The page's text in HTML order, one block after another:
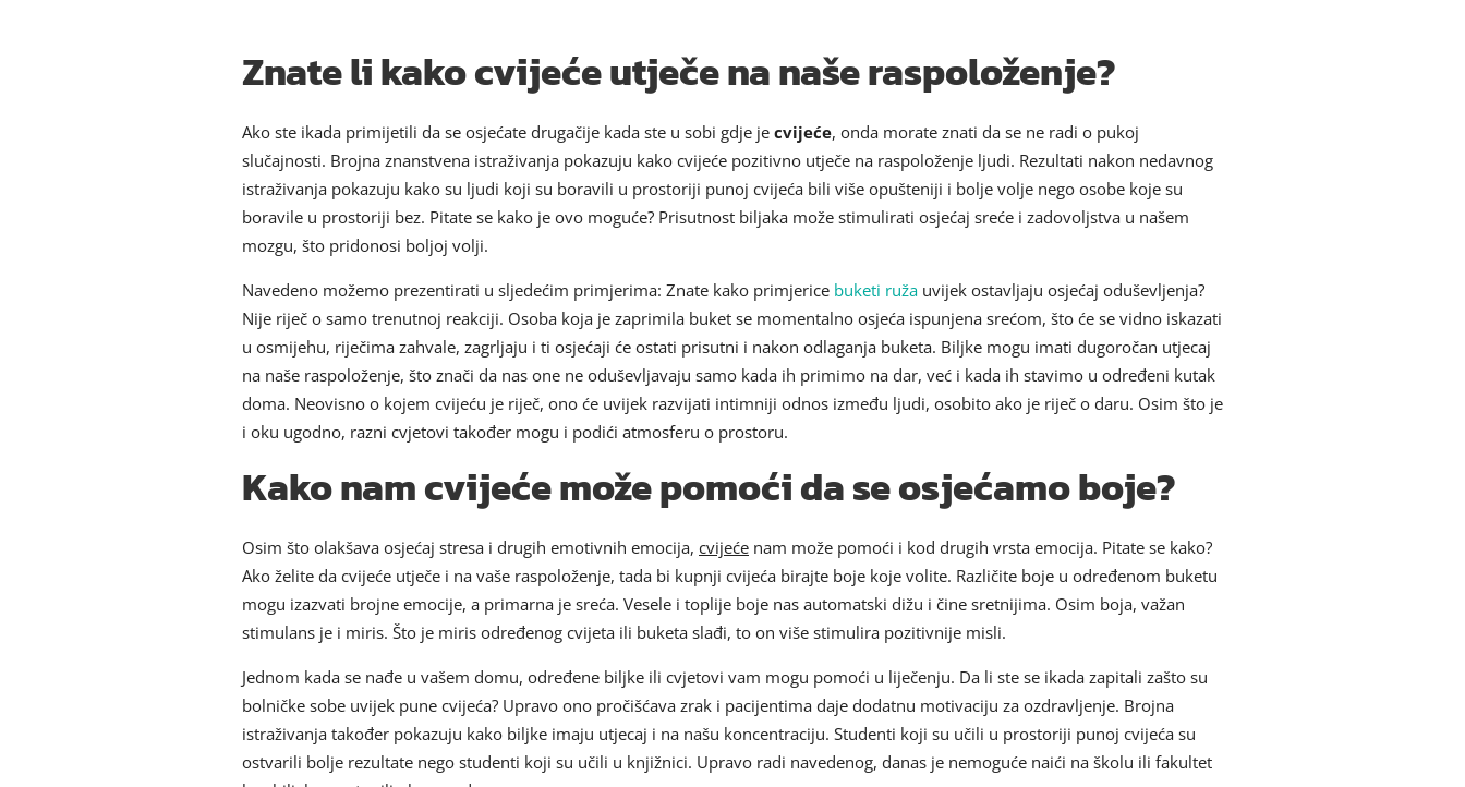
Znate li kako cvijeće utječe na naše raspoloženje?
Ako ste ikada primijetili da se osjećate drugačije kada ste u sobi gdje je cvijeće, onda morate znati da se ne radi o pukoj
slučajnosti. Brojna znanstvena istraživanja pokazuju kako cvijeće pozitivno utječe na raspoloženje ljudi. Rezultati nakon nedavnog
istraživanja pokazuju kako su ljudi koji su boravili u prostoriji punoj cvijeća bili više opušteniji i bolje volje nego osobe koje su
boravile u prostoriji bez. Pitate se kako je ovo moguće? Prisutnost biljaka može stimulirati osjećaj sreće i zadovoljstva u našem
mozgu, što pridonosi boljoj volji.
Navedeno možemo prezentirati u sljedećim primjerima: Znate kako primjerice buketi ruža uvijek ostavljaju osjećaj oduševljenja?
Nije riječ o samo trenutnoj reakciji. Osoba koja je zaprimila buket se momentalno osjeća ispunjena srećom, što će se vidno iskazati
u osmijehu, riječima zahvale, zagrljaju i ti osjećaji će ostati prisutni i nakon odlaganja buketa. Biljke mogu imati dugoročan utjecaj
na naše raspoloženje, što znači da nas one ne oduševljavaju samo kada ih primimo na dar, već i kada ih stavimo u određeni kutak
doma. Neovisno o kojem cvijeću je riječ, ono će uvijek razvijati intimniji odnos između ljudi, osobito ako je riječ o daru. Osim što je
i oku ugodno, razni cvjetovi također mogu i podići atmosferu o prostoru.
Kako nam cvijeće može pomoći da se osjećamo boje?
Osim što olakšava osjećaj stresa i drugih emotivnih emocija, cvijeće nam može pomoći i kod drugih vrsta emocija. Pitate se kako?
Ako želite da cvijeće utječe i na vaše raspoloženje, tada bi kupnji cvijeća birajte boje koje volite. Različite boje u određenom buketu
mogu izazvati brojne emocije, a primarna je sreća. Vesele i toplije boje nas automatski dižu i čine sretnijima. Osim boja, važan
stimulans je i miris. Što je miris određenog cvijeta ili buketa slađi, to on više stimulira pozitivnije misli.
Jednom kada se nađe u vašem domu, određene biljke ili cvjetovi vam mogu pomoći u liječenju. Da li ste se ikada zapitali zašto su
bolničke sobe uvijek pune cvijeća? Upravo ono pročišćava zrak i pacijentima daje dodatnu motivaciju za ozdravljenje. Brojna
istraživanja također pokazuju kako biljke imaju utjecaj i na našu koncentraciju. Studenti koji su učili u prostoriji punoj cvijeća su
ostvarili bolje rezultate nego studenti koji su učili u knjižnici. Upravo radi navedenog, danas je nemoguće naići na školu ili fakultet